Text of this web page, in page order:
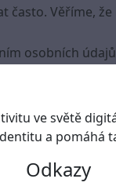
často. Věříme,
osobních
ve světě
a
Odkazy